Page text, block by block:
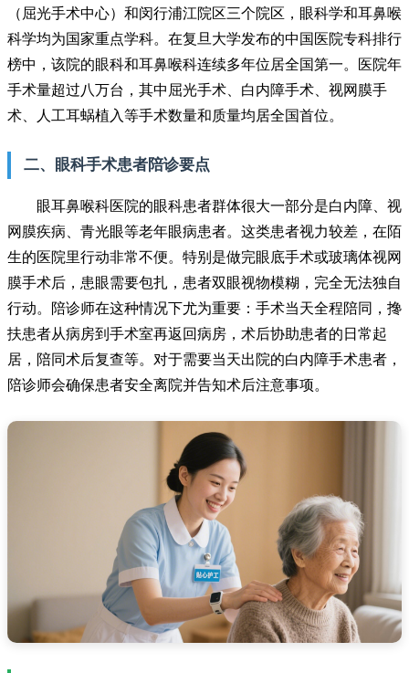
（屈光手术中心）和闵行浦江院区三个院区，眼科学和耳鼻喉
科学均为国家重点学科。在复旦大学发布的中国医院专科排行
榜中，该院的眼科和耳鼻喉科连续多年位居全国第一。医院年
手术量超过八万台，其中屈光手术、白内障手术、视网膜手
术、人工耳蜗植入等手术数量和质量均居全国首位。
二、眼科手术患者陪诊要点
眼耳鼻喉科医院的眼科患者群体很大一部分是白内障、视
网膜疾病、青光眼等老年眼病患者。这类患者视力较差，在陌
生的医院里行动非常不便。特别是做完眼底手术或玻璃体视网
膜手术后，患眼需要包扎，患者双眼视物模糊，完全无法独自
行动。陪诊师在这种情况下尤为重要：手术当天全程陪同，搀
扶患者从病房到手术室再返回病房，术后协助患者的日常起
居，陪同术后复查等。对于需要当天出院的白内障手术患者，
陪诊师会确保患者安全离院并告知术后注意事项。